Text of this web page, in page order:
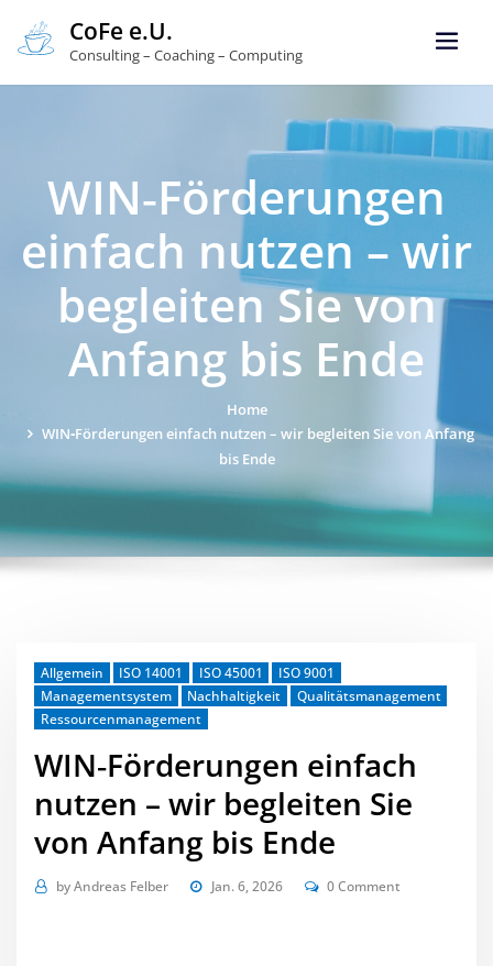
CoFe e.U.
Consulting – Coaching – Computing
WIN‑Förderungen
einfach nutzen – wir
begleiten Sie von
Anfang bis Ende
Home
WIN‑Förderungen einfach nutzen – wir begleiten Sie von Anfang
bis Ende
Allgemein ISO 14001 ISO 45001
ISO 9001
Managementsystem
Nachhaltigkeit
Qualitätsmanagement
Ressourcenmanagement
WIN‑Förderungen einfach
nutzen – wir begleiten Sie
von Anfang bis Ende
byAndreas Felber Jan. 6, 2026 0 Comment